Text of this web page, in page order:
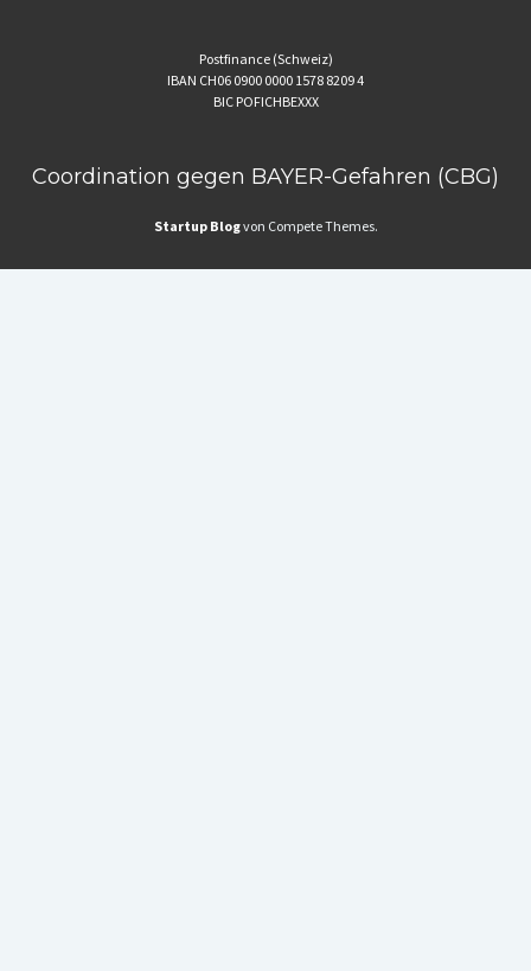
Postfinance (Schweiz)
IBAN CH06 0900 0000 1578 8209 4
BIC POFICHBEXXX
Coordination gegen BAYER-Gefahren (CBG)
Startup Blogvon Compete Themes.